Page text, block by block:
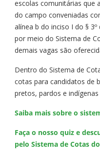
escolas comunitárias que
do campo conveniadas
alínea b do inciso I do § 3º
por meio do Sistema de
demais vagas são
Dentro do Sistema de
cotas para candidatos de
pretos, pardos e
Saiba mais sobre o
Faça o nosso quiz e
pelo Sistema de Cotas do